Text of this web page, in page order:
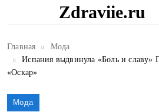
Zdraviie.ru
Главная
Мода
Испания выдвинула «Боль и славу»
«Оскар»
Мода